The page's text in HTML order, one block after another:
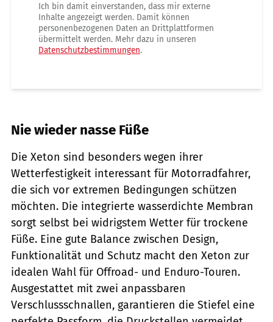
Ich bin damit einverstanden, dass mir externe
Inhalte angezeigt werden. Damit können
personenbezogenen Daten an Drittplattformen
übermittelt werden. Mehr dazu in unseren
Datenschutzbestimmungen.
Nie wieder nasse Füße
Die Xeton sind besonders wegen ihrer
Wetterfestigkeit interessant für Motorradfahrer,
die sich vor extremen Bedingungen schützen
möchten. Die integrierte wasserdichte Membran
sorgt selbst bei widrigstem Wetter für trockene
Füße. Eine gute Balance zwischen Design,
Funktionalität und Schutz macht den Xeton zur
idealen Wahl für Offroad- und Enduro-Touren.
Ausgestattet mit zwei anpassbaren
Verschlussschnallen, garantieren die Stiefel eine